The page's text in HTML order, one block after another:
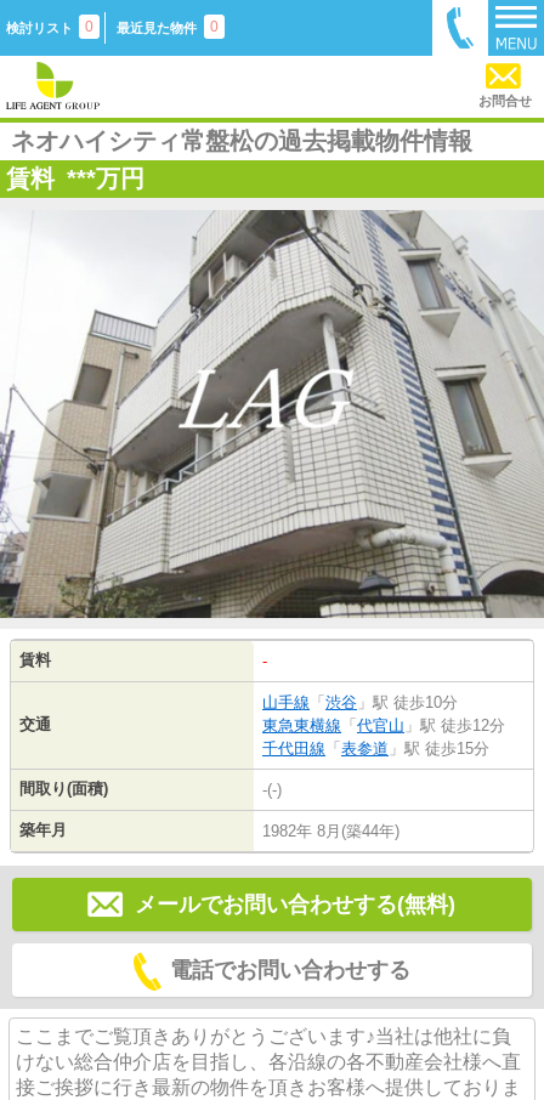
検討リスト 0 最近見た物件 0
お問合せ
ネオハイシティ常盤松の過去掲載物件情報
賃料 ***万円
賃料 -
交通
山手線 「 渋谷 」駅 徒歩10分
東急東横線 「 代官山 」駅 徒歩12分
千代田線 「 表参道 」駅 徒歩15分
間取り(面積) -(-)
築年月 1982年 8月(築44年)
メールでお問い合わせする(無料)
電話でお問い合わせする
ここまでご覧頂きありがとうございます♪当社は他社に負
けない総合仲介店を目指し、各沿線の各不動産会社様へ直
接ご挨拶に行き最新の物件を頂きお客様へ提供しておりま